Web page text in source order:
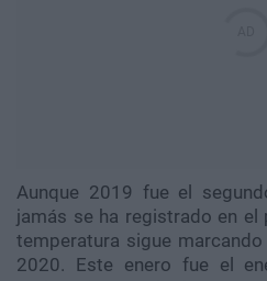
Aunque 2019 fue el
jamás se ha registrado en el
temperatura sigue
2020. Este enero fue el